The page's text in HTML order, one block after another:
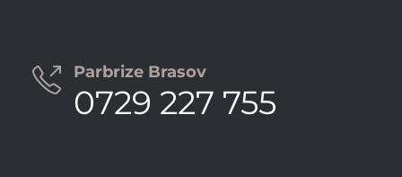
 Parbrize Brasov
0729 227 755